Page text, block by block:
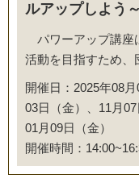
ルアップしよう～
パワーアップ講座
活動を目指すため、
開催日：2025年08
03日（金）、11月
01月09日（金）
開催時間：